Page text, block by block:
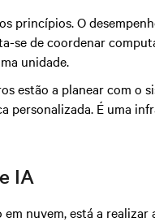
princípios. O
se de coordenar
unidade.
estão a planear com o
personalizada. É uma
IA
nuvem, está a realizar